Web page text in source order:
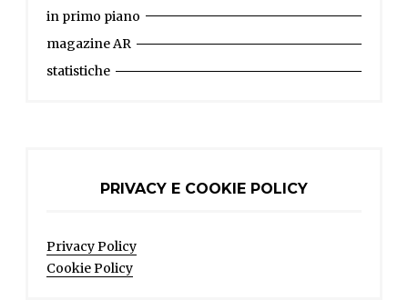
in primo piano
magazine AR
statistiche
PRIVACY E COOKIE POLICY
Privacy Policy
Cookie Policy